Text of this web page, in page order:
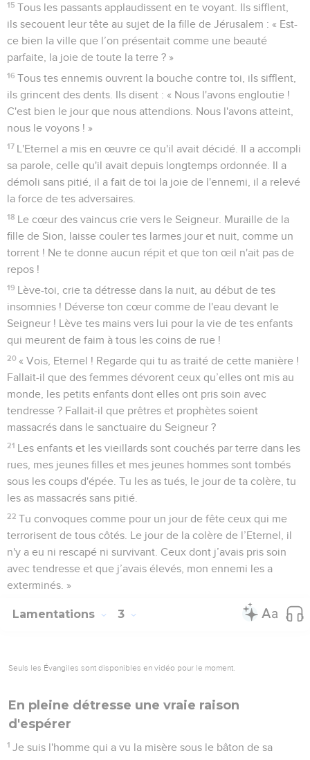
Tu t'es enveloppé de colère et tu nous as poursuivis, tu as
Tu t'es enveloppé d'un nuage pour empêcher la prière de
parvenir jusqu’à toi.
Tu as fait de nous un objet de mépris et de rejet au milieu
des peuples. »
46 Tous nos ennemis ouvrent la bouche contre nous.
47 Nous avons connu la terreur et le trou, la dévastation et la
ruine.
48 Des torrents d'eau coulent de mes yeux à cause du
désastre qui frappe la fille de mon peuple.
49 Mon œil fond en larmes, sans repos, sans répit,
50 jusqu'à ce que l'Eternel regarde et voie du haut du ciel.
Mon œil me fait souffrir, à cause du malheur qui s’est
abattu sur toutes les filles de ma ville.
Ils m'ont pourchassé avec persévérance comme si j’étais
un oiseau, ceux qui sont mes ennemis sans raison.
53 Ils ont voulu mettre fin à ma vie en me jetant dans un puits
et m’ont lancé des pierres.
54
L’eau a submergé ma tête. Je me disais : « Je suis
perdu ! »
55 J'ai fait appel à ton nom, Eternel, au plus profond du puits.
56
Tu as entendu ma voix : ne bouche pas tes oreilles à ma
demande de délivrance, à mon appel au secours !
57
Le jour où j’ai fait appel à toi, tu t'es approché, tu as dit :
« N’aie pas peur ! »
Eternel, tu as vu le tort qu’on m’a fait : rends-moi justice !
60 Tu as vu leur soif de vengeance, tous leurs complots
contre moi.
61 Eternel, tu as entendu leurs insultes, tous leurs complots
Regarde : qu’ils restent assis ou se lèvent, ils se moquent
64 Tu leur rendras ce qu’ils méritent, Eternel, conformément
à leur manière d’agir.